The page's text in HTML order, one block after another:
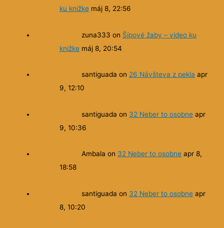
ku knižke máj 8, 22:56
zuna333 on Šípové žaby – video ku
knižke máj 8, 20:54
santiguada on 26 Návšteva z pekla apr
9, 12:10
santiguada on 32 Neber to osobne apr
9, 10:36
Ambala on 32 Neber to osobne apr 8,
18:58
santiguada on 32 Neber to osobne apr
8, 10:20